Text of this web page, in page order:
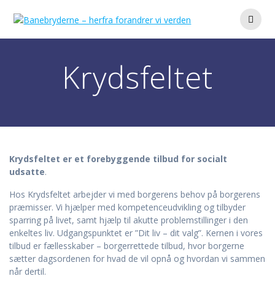
to
Krydsfeltet
Krydsfeltet er et forebyggende tilbud for socialt
udsatte.
Hos Krydsfeltet arbejder vi med borgerens behov på borgerens
præmisser. Vi hjælper med kompetenceudvikling og tilbyder
sparring på livet, samt hjælp til akutte problemstillinger i den
enkeltes liv. Udgangspunktet er ”Dit liv – dit valg”. Kernen i vores
tilbud er fællesskaber – borgerrettede tilbud, hvor borgerne
sætter dagsordenen for hvad de vil opnå og hvordan vi sammen
når dertil.